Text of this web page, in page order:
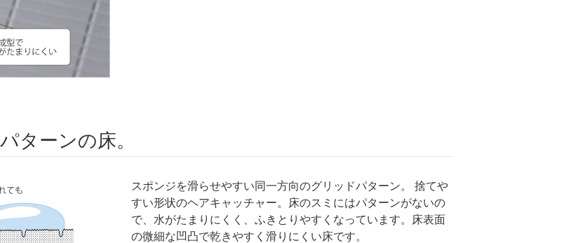
ターンの床。
スポンジを滑らせやすい同一方向のグリッドパターン。 捨てや
すい形状のヘアキャッチャー。床のスミにはパターンがないの
で、水がたまりにくく、ふきとりやすくなっています。床表面
の微細な凹凸で乾きやすく滑りにくい床です。